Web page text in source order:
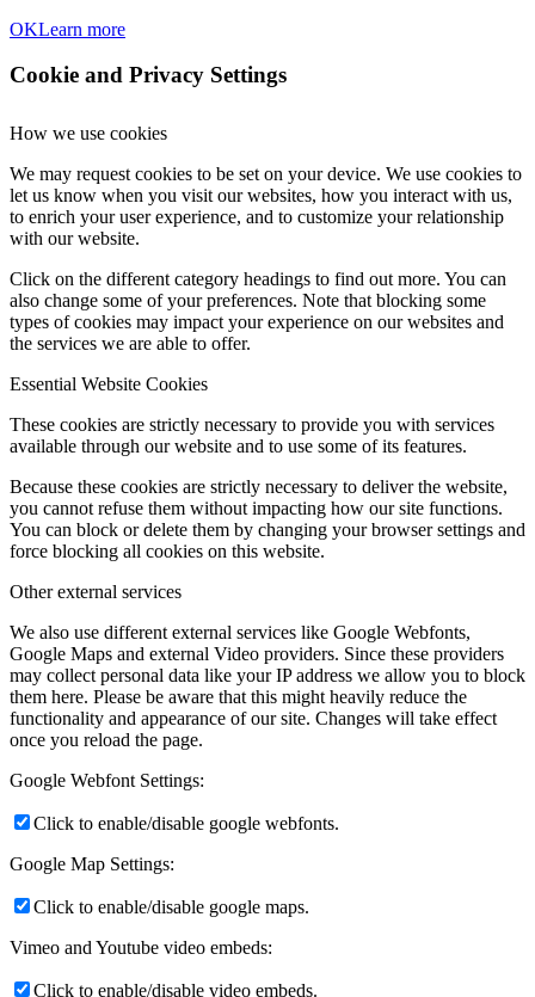
OKLearn more
Cookie and Privacy Settings
How we use cookies
We may request cookies to be set on your device. We use cookies to
let us know when you visit our websites, how you interact with us,
to enrich your user experience, and to customize your relationship
with our website.
Click on the different category headings to find out more. You can
also change some of your preferences. Note that blocking some
types of cookies may impact your experience on our websites and
the services we are able to offer.
Essential Website Cookies
These cookies are strictly necessary to provide you with services
available through our website and to use some of its features.
Because these cookies are strictly necessary to deliver the website,
you cannot refuse them without impacting how our site functions.
You can block or delete them by changing your browser settings and
force blocking all cookies on this website.
Other external services
We also use different external services like Google Webfonts,
Google Maps and external Video providers. Since these providers
may collect personal data like your IP address we allow you to block
them here. Please be aware that this might heavily reduce the
functionality and appearance of our site. Changes will take effect
once you reload the page.
Google Webfont Settings:
Click to enable/disable google webfonts.
Google Map Settings:
Click to enable/disable google maps.
Vimeo and Youtube video embeds:
Click to enable/disable video embeds.